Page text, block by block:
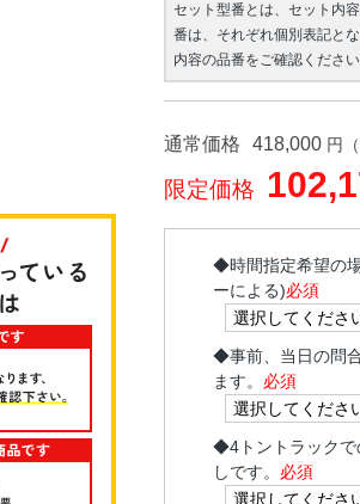
セット型番とは、セット内
番は、それぞれ個別表記と
内容の品番をご確認ください
通常価格 418,000 円
限定価格
◆時間指定希望の
ーによる)必須
◆事前、当日の問
ます。 必須
◆4トントラック
しです。 必須